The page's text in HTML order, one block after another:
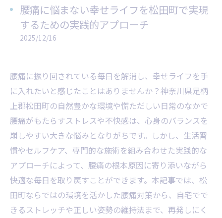
腰痛に悩まない幸せライフを松田町で実現
するための実践的アプローチ
2025/12/16
腰痛に振り回されている毎日を解消し、幸せライフを手
に入れたいと感じたことはありませんか？神奈川県足柄
上郡松田町の自然豊かな環境や慌ただしい日常のなかで
腰痛がもたらすストレスや不快感は、心身のバランスを
崩しやすい大きな悩みとなりがちです。しかし、生活習
慣やセルフケア、専門的な施術を組み合わせた実践的な
アプローチによって、腰痛の根本原因に寄り添いながら
快適な毎日を取り戻すことができます。本記事では、松
田町ならではの環境を活かした腰痛対策から、自宅でで
きるストレッチや正しい姿勢の維持法まで、再発しにく